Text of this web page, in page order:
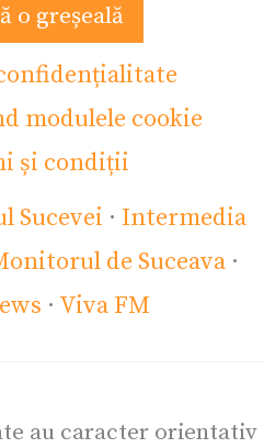
o greșeală
modulele cookie
și condiții
Sucevei · Intermedia
de Suceava ·
· Viva FM
au caracter orientativ